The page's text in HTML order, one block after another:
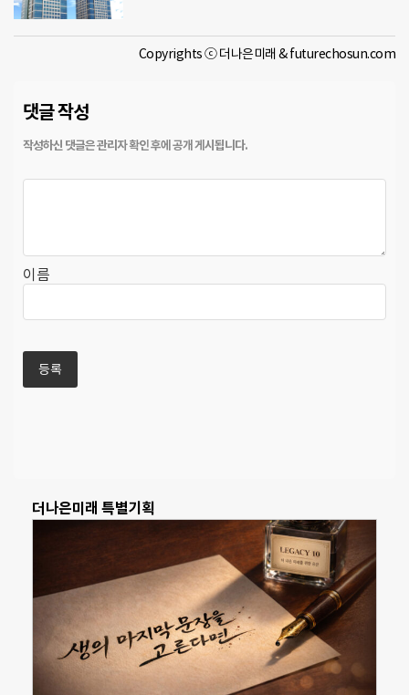
Copyrights ⓒ 더나은미래 & futurechosun.com
댓글 작성
이름
더나은미래 특별기획